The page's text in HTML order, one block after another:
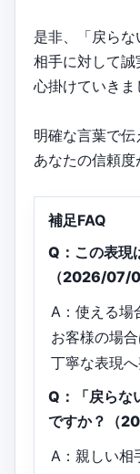
是非、「戻ら
相手に対して
心掛けていきま
明確な言葉で
あなたの信頼度
補足FAQ
Q：この表現
（2026/07/
A：使える場
お客様の場
丁寧な表現へ
Q：「戻らな
ですか？（
A：親しい相